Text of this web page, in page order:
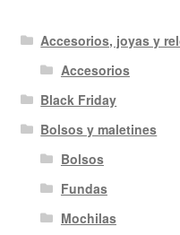
Accesorios, joyas y
Accesorios
Black Friday
Bolsos y maletines
Bolsos
Fundas
Mochilas